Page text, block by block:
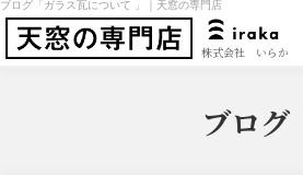
ブログ「ガラス瓦について 」｜天窓の専門店
株式会社 いらか
ブログ